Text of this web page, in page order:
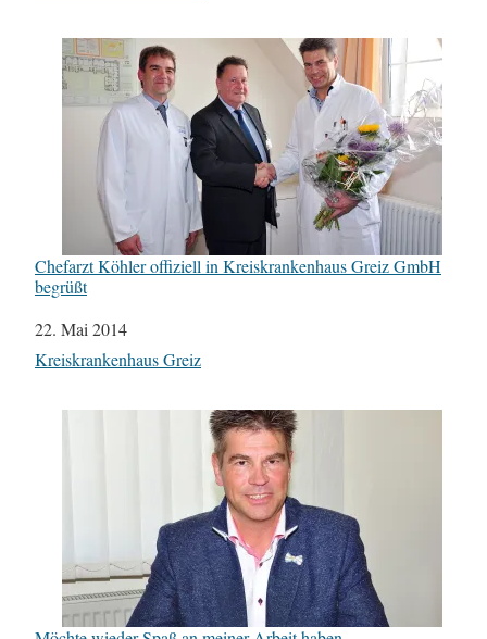
Chefarzt Köhler offiziell in Kreiskrankenhaus Greiz GmbH
begrüßt
Datum
22. Mai 2014
In Bezug auf
Kreiskrankenhaus Greiz